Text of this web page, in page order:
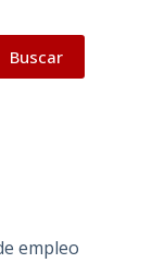
Buscar
empleo